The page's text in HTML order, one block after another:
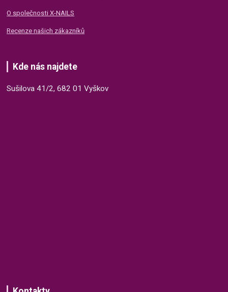
O společnosti X-NAILS
Recenze našich zákazníků
Kde nás najdete
Sušilova 41/2, 682 01 Vyškov